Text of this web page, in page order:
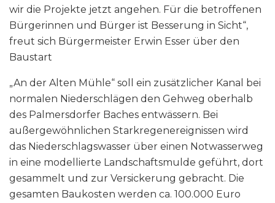
wir die Projekte jetzt angehen. Für die betroffenen
Bürgerinnen und Bürger ist Besserung in Sicht“,
freut sich Bürgermeister Erwin Esser über den
Baustart
„An der Alten Mühle“ soll ein zusätzlicher Kanal bei
normalen Niederschlägen den Gehweg oberhalb
des Palmersdorfer Baches entwässern. Bei
außergewöhnlichen Starkregenereignissen wird
das Niederschlagswasser über einen Notwasserweg
in eine modellierte Landschaftsmulde geführt, dort
gesammelt und zur Versickerung gebracht. Die
gesamten Baukosten werden ca. 100.000 Euro